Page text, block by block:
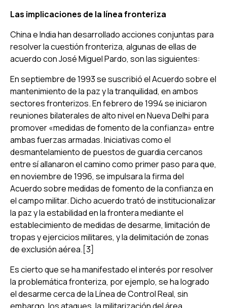
Las implicaciones de la línea fronteriza
China e India han desarrollado acciones conjuntas para
resolver la cuestión fronteriza, algunas de ellas de
acuerdo con José Miguel Pardo, son las siguientes:
En septiembre de 1993 se suscribió el Acuerdo sobre el
mantenimiento de la paz y la tranquilidad, en ambos
sectores fronterizos. En febrero de 1994 se iniciaron
reuniones bilaterales de alto nivel en Nueva Delhi para
promover «medidas de fomento de la confianza» entre
ambas fuerzas armadas. Iniciativas como el
desmantelamiento de puestos de guardia cercanos
entre sí allanaron el camino como primer paso para que,
en noviembre de 1996, se impulsara la firma del
Acuerdo sobre medidas de fomento de la confianza en
el campo militar. Dicho acuerdo trató de institucionalizar
la paz y la estabilidad en la frontera mediante el
establecimiento de medidas de desarme, limitación de
tropas y ejercicios militares, y la delimitación de zonas
de exclusión aérea.[3]
Es cierto que se ha manifestado el interés por resolver
la problemática fronteriza, por ejemplo, se ha logrado
el desarme cerca de la Línea de Control Real, sin